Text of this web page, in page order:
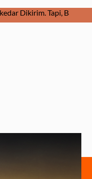
Tapi, Bagaimana